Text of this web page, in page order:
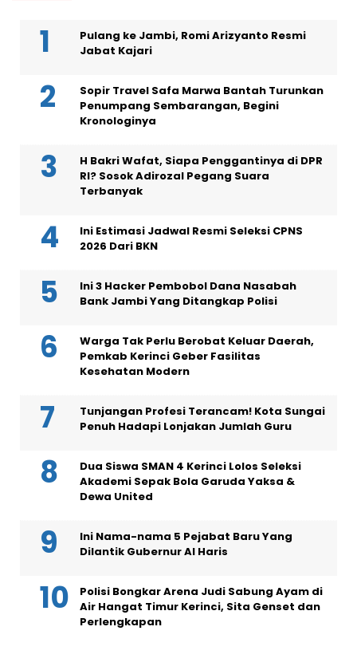
Pulang ke Jambi, Romi Arizyanto Resmi
Jabat Kajari
Sopir Travel Safa Marwa Bantah Turunkan
Penumpang Sembarangan, Begini
Kronologinya
H Bakri Wafat, Siapa Penggantinya di DPR
RI? Sosok Adirozal Pegang Suara
Terbanyak
Ini Estimasi Jadwal Resmi Seleksi CPNS
2026 Dari BKN
Ini 3 Hacker Pembobol Dana Nasabah
Bank Jambi Yang Ditangkap Polisi
Warga Tak Perlu Berobat Keluar Daerah,
Pemkab Kerinci Geber Fasilitas
Kesehatan Modern
Tunjangan Profesi Terancam! Kota Sungai
Penuh Hadapi Lonjakan Jumlah Guru
Dua Siswa SMAN 4 Kerinci Lolos Seleksi
Akademi Sepak Bola Garuda Yaksa &
Dewa United
Ini Nama-nama 5 Pejabat Baru Yang
Dilantik Gubernur Al Haris
Polisi Bongkar Arena Judi Sabung Ayam di
Air Hangat Timur Kerinci, Sita Genset dan
Perlengkapan